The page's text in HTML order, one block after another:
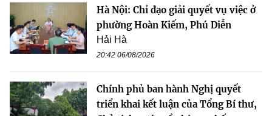
Hà Nội: Chỉ đạo giải quyết vụ việc ở
phường Hoàn Kiếm, Phú Diễn
Hải Hà
20:42 06/08/2026
Chính phủ ban hành Nghị quyết
triển khai kết luận của Tổng Bí thư,